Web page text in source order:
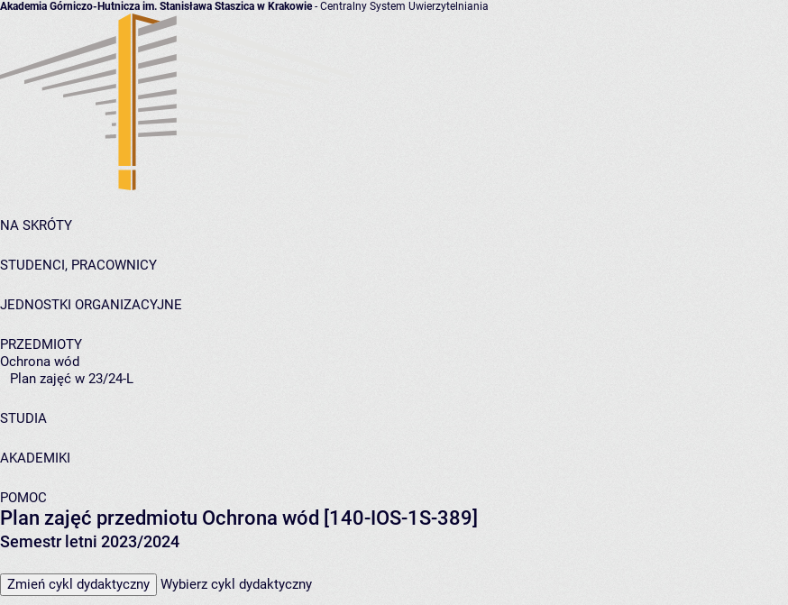
Akademia Górniczo-Hutnicza im. Stanisława Staszica w Krakowie- Centralny System Uwierzytelniania
NA SKRÓTY
STUDENCI, PRACOWNICY
JEDNOSTKI ORGANIZACYJNE
PRZEDMIOTY
Ochrona wód
Plan zajęć w 23/24-L
STUDIA
AKADEMIKI
POMOC
Plan zajęć przedmiotu Ochrona wód [140-IOS-1S-389]
Semestr letni 2023/2024
Zmień cykl dydaktyczny Wybierz cykl dydaktyczny